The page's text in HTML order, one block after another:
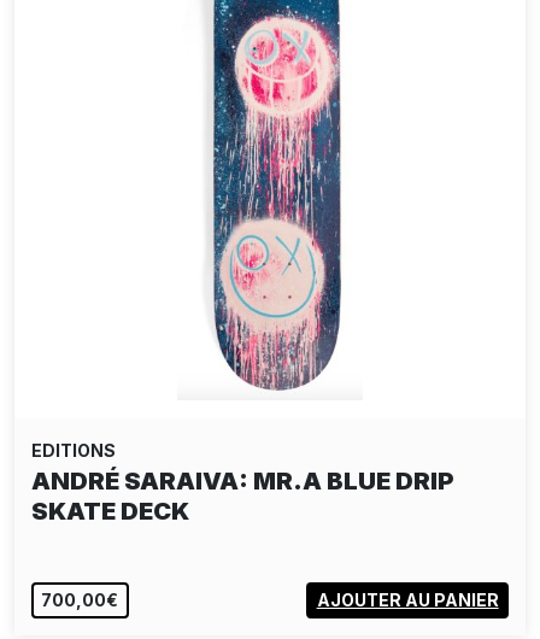
EDITIONS
ANDRÉ SARAIVA: MR.A BLUE DRIP
SKATE DECK
700,00€ AJOUTER AU PANIER